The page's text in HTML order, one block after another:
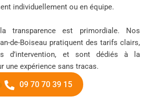
individuellement ou en équipe.
transparence est primordiale. Nos
de-Boiseau pratiquent des tarifs clairs,
d’intervention, et sont dédiés à la
une expérience sans tracas.
09 70 70 39 15